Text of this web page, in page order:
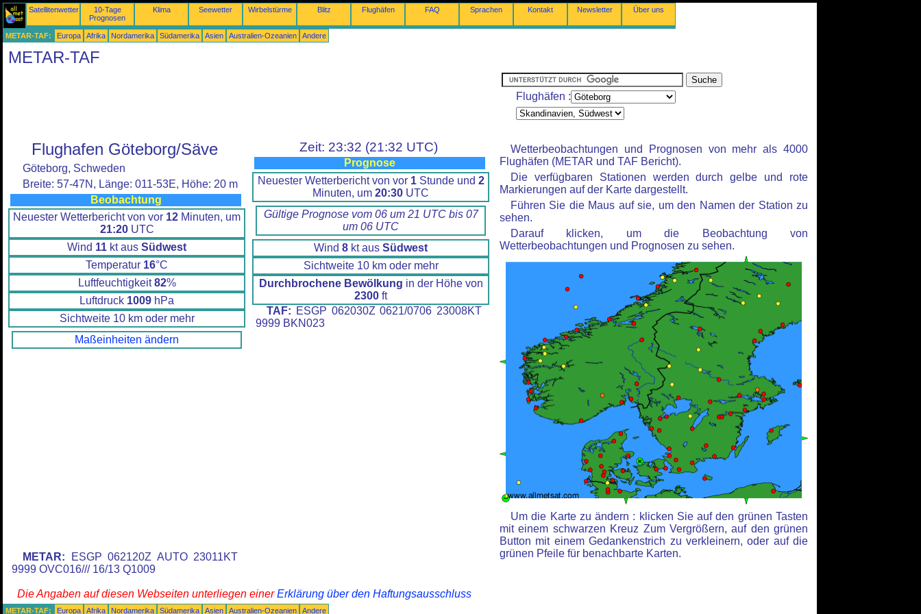
Satellitenwetter
10-Tage
Prognosen
Klima Seewetter Wirbelstürme Blitz Flughäfen FAQ Sprachen Kontakt Newsletter Über uns
METAR-TAF: Europa Afrika Nordamerika Südamerika Asien Australien-Ozeanien Andere
METAR-TAF
Flughäfen :
Flughafen Göteborg/Säve
Göteborg, Schweden
Breite: 57-47N, Länge: 011-53E, Höhe: 20 m
Beobachtung
Neuester Wetterbericht von vor 12 Minuten, um
21:20UTC
Wind 11 kt aus Südwest
Temperatur 16°C
Luftfeuchtigkeit82%
Luftdruck 1009 hPa
Sichtweite 10 km oder mehr
Maßeinheiten ändern
METAR: ESGP 062120Z AUTO 23011KT
9999 OVC016/// 16/13 Q1009
Zeit: 23:32 (21:32 UTC)
Prognose
Neuester Wetterbericht von vor 1Stunde und 2
Minuten, um 20:30 UTC
Gültige Prognose vom 06 um 21 UTC bis 07
um 06 UTC
Wind 8 kt aus Südwest
Sichtweite 10 km oder mehr
Durchbrochene Bewölkung in der Höhe von
2300 ft
TAF: ESGP 062030Z 0621/0706 23008KT
9999 BKN023
Wetterbeobachtungen und Prognosen von mehr als 4000
Flughäfen (METAR und TAF Bericht).
Die verfügbaren Stationen werden durch gelbe und rote
Markierungen auf der Karte dargestellt.
Führen Sie die Maus auf sie, um den Namen der Station zu
sehen.
Darauf klicken, um die Beobachtung von
Wetterbeobachtungen und Prognosen zu sehen.
Um die Karte zu ändern : klicken Sie auf den grünen Tasten
mit einem schwarzen Kreuz Zum Vergrößern, auf den grünen
Button mit einem Gedankenstrich zu verkleinern, oder auf die
grünen Pfeile für benachbarte Karten.
Die Angaben auf diesen Webseiten unterliegen einerErklärung über den Haftungsausschluss
METAR-TAF: Europa Afrika Nordamerika Südamerika Asien Australien-Ozeanien Andere